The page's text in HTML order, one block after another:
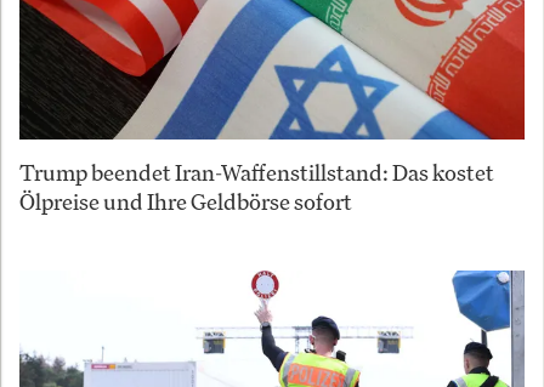
Trump beendet Iran-Waffenstillstand: Das kostet
Ölpreise und Ihre Geldbörse sofort